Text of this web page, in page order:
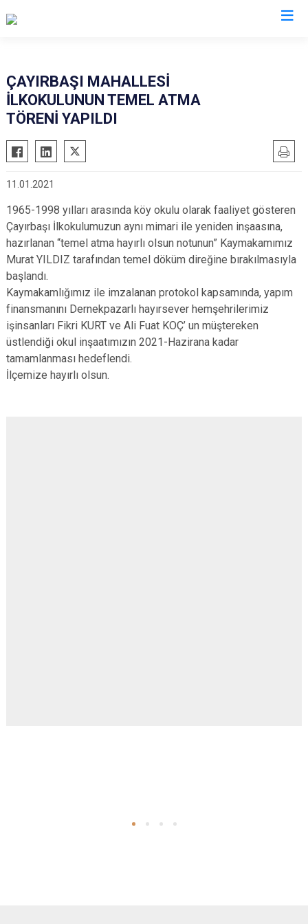
Akçaabat
Arsin
Çaykara
Dernekpazarı
Düzköy
Hayrat
Köprübaşı
Tonya
Vakfıkebir
Yomra
ÇAYIRBAŞI MAHALLESİ
İLKOKULUNUN TEMEL ATMA
TÖRENİ YAPILDI
11.01.2021
1965-1998 yılları arasında köy okulu olarak faaliyet gösteren
Çayırbaşı İlkokulumuzun aynı mimari ile yeniden inşaasına,
hazırlanan “temel atma hayırlı olsun notunun” Kaymakamımız
Murat YILDIZ tarafından temel döküm direğine bırakılmasıyla
başlandı.
Kaymakamlığımız ile imzalanan protokol kapsamında, yapım
finansmanını Dernekpazarlı hayırsever hemşehrilerimiz
işinsanları Fikri KURT ve Ali Fuat KOÇ’ un müştereken
üstlendiği okul inşaatımızın 2021-Hazirana kadar
tamamlanması hedeflendi.
İlçemize hayırlı olsun.